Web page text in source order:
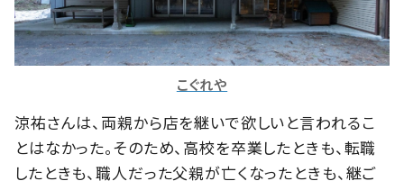
こぐれや
涼祐さんは、両親から店を継いで欲しいと言われるこ
とはなかった。そのため、高校を卒業したときも、転職
したときも、職人だった父親が亡くなったときも、継ご